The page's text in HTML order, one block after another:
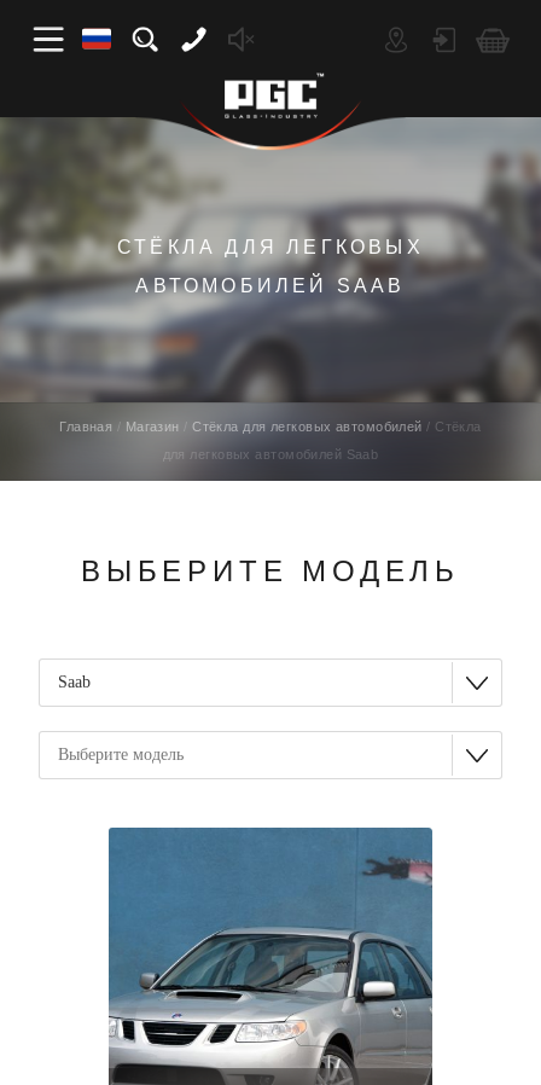
СТЁКЛА ДЛЯ ЛЕГКОВЫХ
АВТОМОБИЛЕЙ SAAB
Главная Магазин Стёкла для легковых автомобилей
Стёкла
для легковых автомобилей Saab
ВЫБЕРИТЕ МОДЕЛЬ